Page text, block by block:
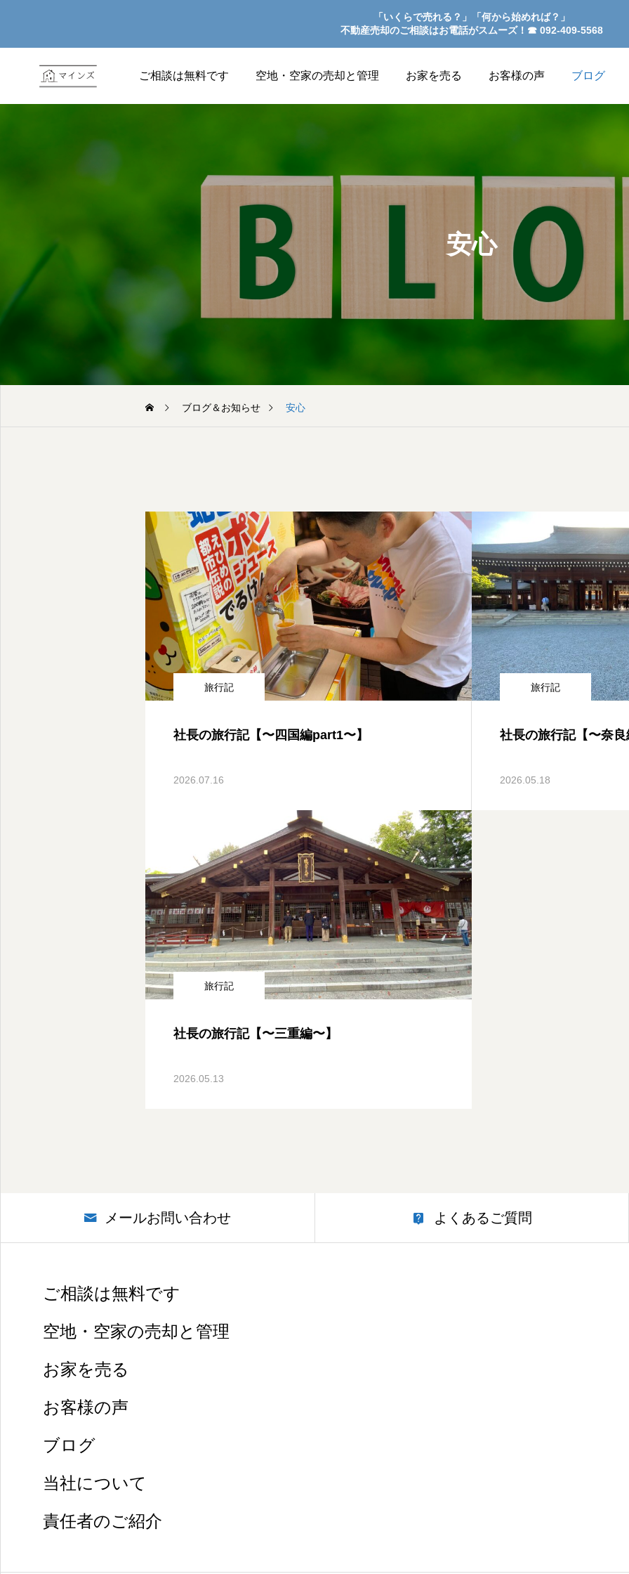
「いくらで売れる？」「何から始めれば？」
不動産売却のご相談はお電話がスムーズ！☎︎ 092-409-5568
ご相談は無料です 空地・空家の売却と管理 お家を売る お客様の声 ブログ
ほとんど山﨑さんに「お任せ
く事は滅多に無く、結果的に
きました。
とても有難かったです。
2025.02.07
家の売却は不安もありました
が山﨑さんに励まして頂いて
とても有難かったです。
安心
ブログ＆お知らせ 安心
旅行記
社長の旅行記【〜四国編part1〜】
2026.07.16
旅行記
社長の旅行記【〜奈
2026.05.18
旅行記
社長の旅行記【〜三重編〜】
2026.05.13
メールお問い合わせ よくあるご質問
ご相談は無料です
空地・空家の売却と管理
お家を売る
お客様の声
ブログ
当社について
責任者のご紹介